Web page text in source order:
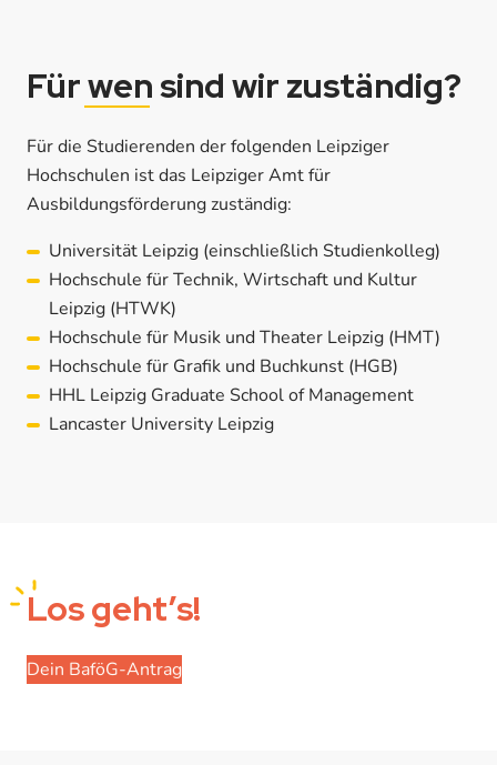
Fürwensind wir zuständig?
Für die Studierenden der folgenden Leipziger
Hochschulen ist das Leipziger Amt für
Ausbildungsförderung zuständig:
Universität Leipzig (einschließlich Studienkolleg)
Hochschule für Technik, Wirtschaft und Kultur
Leipzig (HTWK)
Hochschule für Musik und Theater Leipzig (HMT)
Hochschule für Grafik und Buchkunst (HGB)
HHL Leipzig Graduate School of Management
Lancaster University Leipzig
Losgeht’s!
Dein BaföG-Antrag